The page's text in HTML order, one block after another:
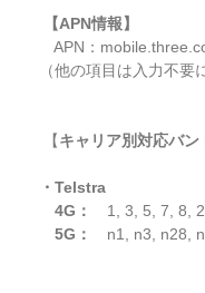
【APN情報】
APN：
（他の項目は入力不要
【キャリア別対応バン
・Telstra
4G：
1, 3, 5, 7, 8,
5G：
n1, n3, n28,